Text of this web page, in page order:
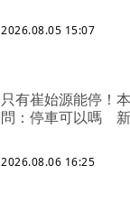
2026.08.05 15:07
只有崔始源能停！
問：停車可以嗎
2026.08.06 16:25